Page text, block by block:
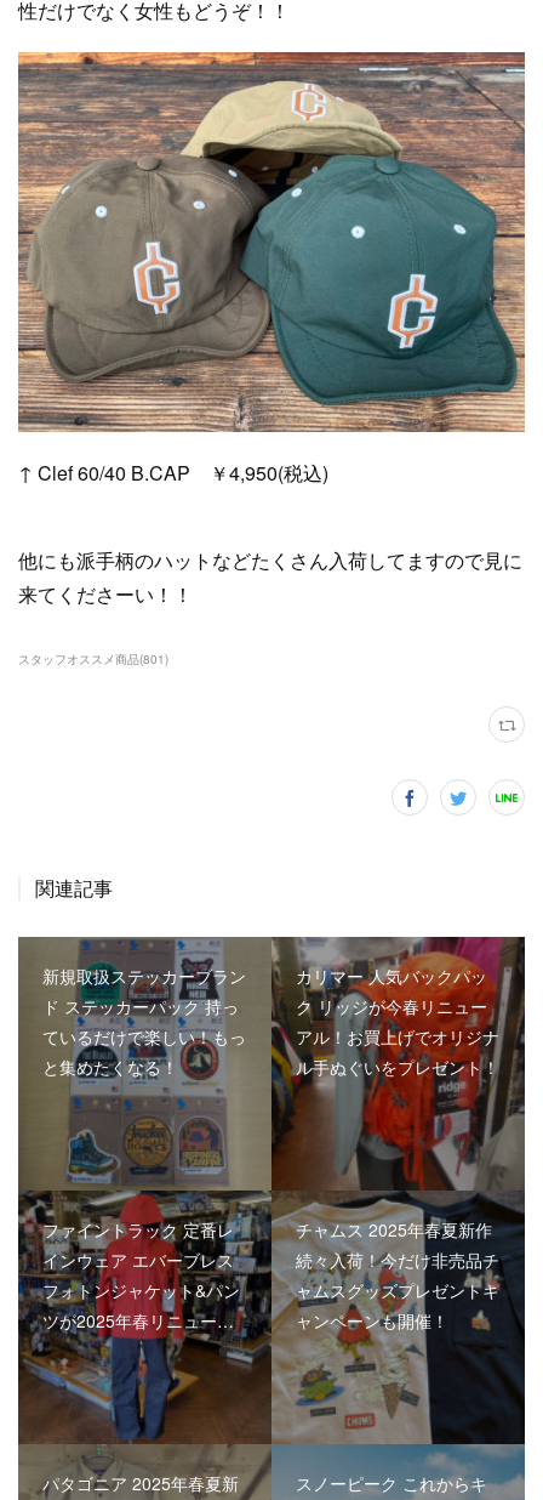
性だけでなく女性もどうぞ！！
↑ Clef 60/40 B.CAP ￥4,950(税込)
他にも派手柄のハットなどたくさん入荷してますので見に
来てくださーい！！
スタッフオススメ商品(801)
関連記事
新規取扱ステッカーブラン
ド ステッカーパック 持っ
ているだけで楽しい！もっ
と集めたくなる！
カリマー 人気バックパッ
ク リッジが今春リニュー
アル！お買上げでオリジナ
ル手ぬぐいをプレゼント！
ファイントラック 定番レ
インウェア エバーブレス
フォトンジャケット&パン
ツが2025年春リニュー…
チャムス 2025年春夏新作
続々入荷！今だけ非売品チ
ャムスグッズプレゼントキ
ャンペーンも開催！
パタゴニア 2025年春夏新
スノーピーク これからキ